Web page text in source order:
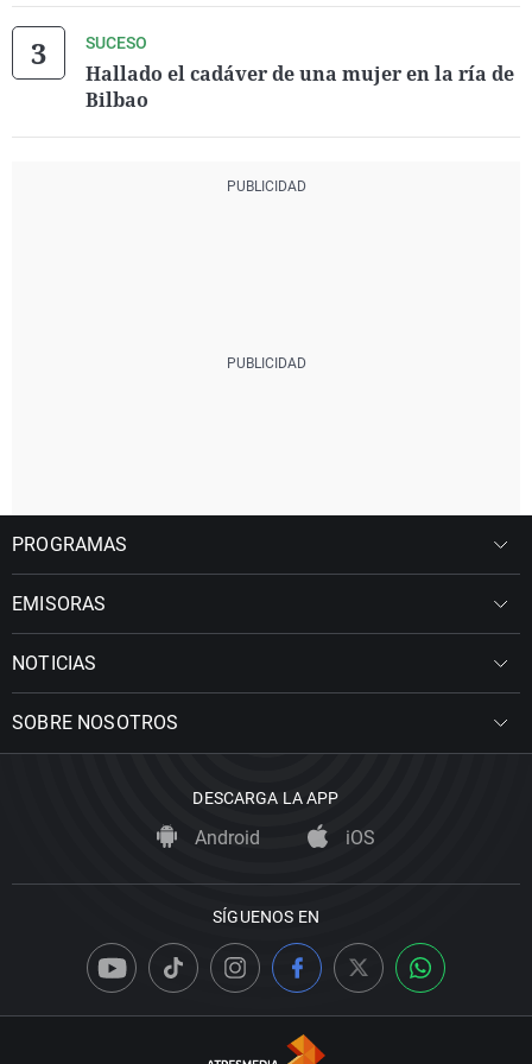
SUCESO
Hallado el cadáver de una mujer en la ría de
Bilbao
PROGRAMAS
EMISORAS
NOTICIAS
SOBRE NOSOTROS
DESCARGA LA APP
Android iOS
SÍGUENOS EN